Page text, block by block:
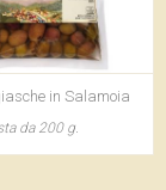
in Salamoia
da 200 g.